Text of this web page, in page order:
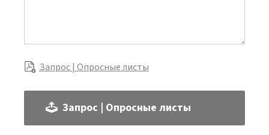
Запрос | Опросные листы
Запрос | Опросные листы